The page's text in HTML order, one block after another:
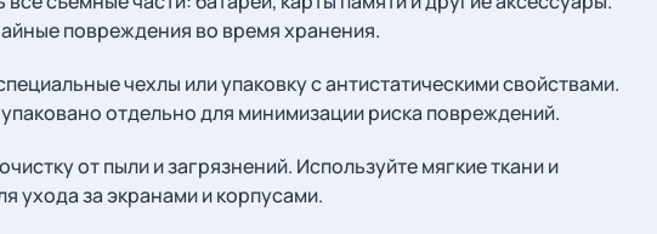
повреждения во время хранения.
чехлы или упаковку с антистатическими свойствами.
отдельно для минимизации риска повреждений.
от пыли и загрязнений. Используйте мягкие ткани и
ухода за экранами и корпусами.